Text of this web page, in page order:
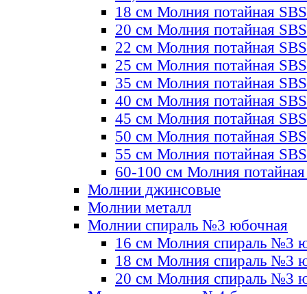
18 см Молния потайная SBS
20 см Молния потайная SBS
22 см Молния потайная SBS
25 см Молния потайная SBS
35 см Молния потайная SBS
40 см Молния потайная SBS
45 см Молния потайная SBS
50 см Молния потайная SBS
55 см Молния потайная SBS
60-100 см Молния
Молнии джинсовые
Молнии металл
Молнии спираль №3 юбочная
16 см Молния спираль №3
18 см Молния спираль №3
20 см Молния спираль №3